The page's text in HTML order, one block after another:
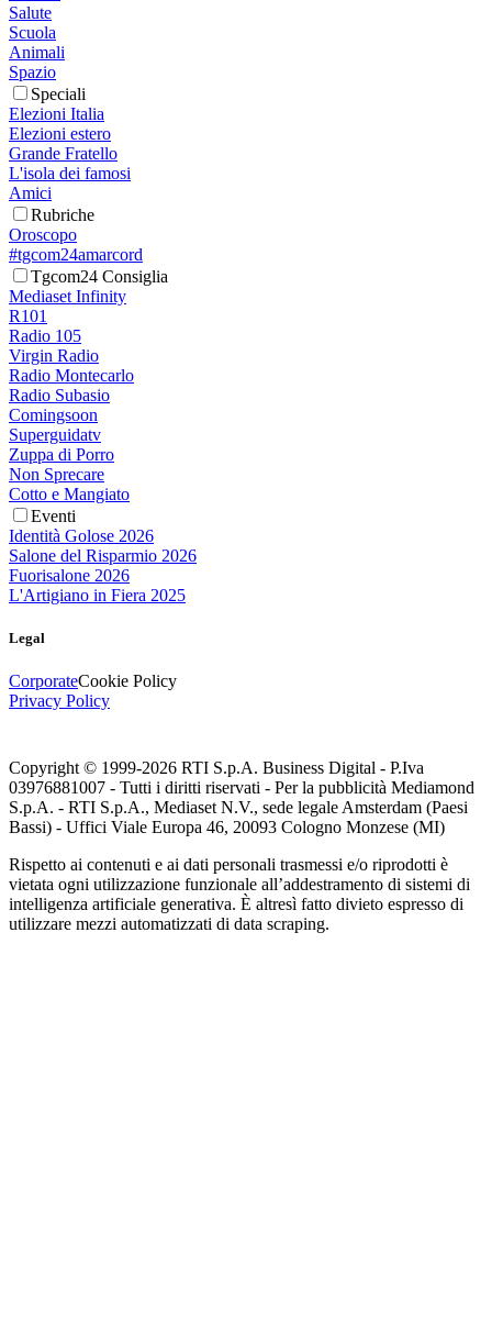
Salute
Scuola
Animali
Spazio
Speciali
Elezioni Italia
Elezioni estero
Grande Fratello
L'isola dei famosi
Amici
Rubriche
Oroscopo
#tgcom24amarcord
Tgcom24 Consiglia
Mediaset Infinity
R101
Radio 105
Virgin Radio
Radio Montecarlo
Radio Subasio
Comingsoon
Superguidatv
Zuppa di Porro
Non Sprecare
Cotto e Mangiato
Eventi
Identità Golose 2026
Salone del Risparmio 2026
Fuorisalone 2026
L'Artigiano in Fiera 2025
Legal
CorporateCookie Policy
Privacy Policy
Copyright © 1999-2026 RTI S.p.A. Business Digital - P.Iva
03976881007 - Tutti i diritti riservati - Per la pubblicità Mediamond
S.p.A. - RTI S.p.A., Mediaset N.V., sede legale Amsterdam (Paesi
Bassi) - Uffici Viale Europa 46, 20093 Cologno Monzese (MI)
Rispetto ai contenuti e ai dati personali trasmessi e/o riprodotti è
vietata ogni utilizzazione funzionale all’addestramento di sistemi di
intelligenza artificiale generativa. È altresì fatto divieto espresso di
utilizzare mezzi automatizzati di data scraping.